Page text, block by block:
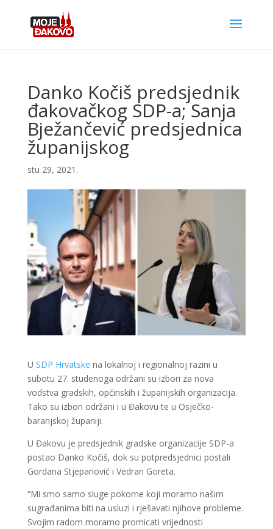
Danko Kočiš predsjednik
đakovačkog SDP-a; Sanja
Bježančević predsjednica
županijskog
stu 29, 2021.
U SDP Hrvatske na lokalnoj i regionalnoj razini u
subotu 27. studenoga održani su izbori za nova
vodstva gradskih, općinskih i županijskih organizacija.
Tako su izbori održani i u Đakovu te u Osječko-
baranjskoj županiji.
U Đakovu je predsjednik gradske organizacije SDP-a
postao Danko Kočiš, dok su potpredsjednici postali
Gordana Stjepanović i Vedran Goreta.
“Mi smo samo sluge pokorne koji moramo našim
sugrađanima biti na usluzi i rješavati njihove probleme.
Svojim radom moramo promicati vrijednosti